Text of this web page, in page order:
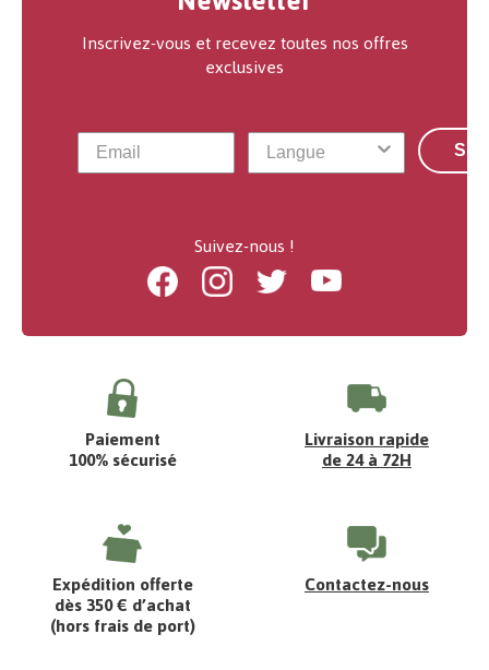
Inscrivez-vous et recevez toutes nos offres
exclusives
Suivez-nous !
FacebookInstagramTwitter Youtube
Paiement
100% sécurisé
Livraison rapide
de 24 à 72H
Expédition offerte
dès 350 € d’achat
(hors frais de port)
Contactez-nous